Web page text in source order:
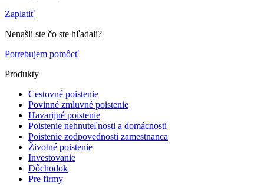
Zaplatiť
Nenašli ste čo ste hľadali?
Potrebujem pomôcť
Produkty
Cestovné poistenie
Povinné zmluvné poistenie
Havarijné poistenie
Poistenie nehnuteľnosti a domácnosti
Poistenie zodpovednosti zamestnanca
Životné poistenie
Investovanie
Dôchodok
Pre firmy